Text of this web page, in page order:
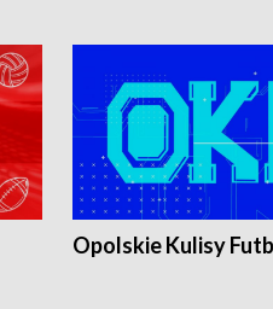
Opolskie Kulisy